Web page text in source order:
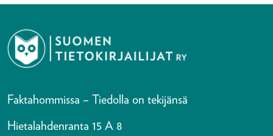
Faktahommissa – Tiedolla on tekijänsä
Hietalahdenranta 15 A 8